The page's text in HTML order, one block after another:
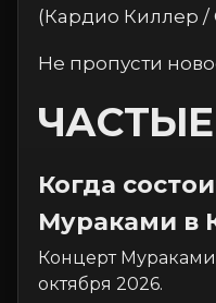
(Кардио Киллер /
Не пропусти
Когда
Мураками в
Концерт Мураками
октября 2026.